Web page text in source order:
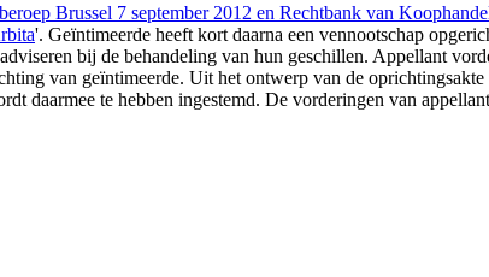
Brussel 7 september 2012 en Rechtbank van
'. Geïntimeerde heeft kort daarna een vennootschap
bij de behandeling van hun geschillen. Appellant
van geïntimeerde. Uit het ontwerp van de
daarmee te hebben ingestemd. De vorderingen van